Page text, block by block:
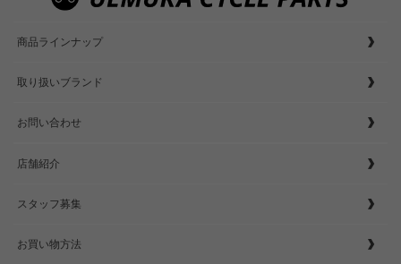
商品ラインナップ
取り扱いブランド
お問い合わせ
店舗紹介
スタッフ募集
お買い物方法